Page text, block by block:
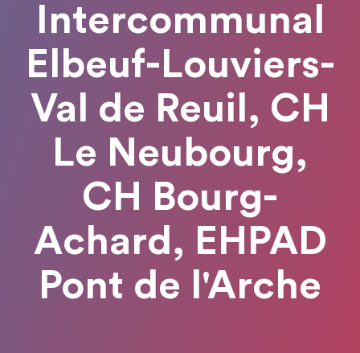
Intercommunal
Elbeuf-Louviers-
Val de Reuil, CH
Le Neubourg,
CH Bourg-
Achard, EHPAD
Pont de l'Arche